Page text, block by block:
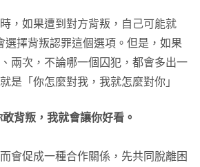
，如果遭到對方背叛，自己可能就
選擇背叛認罪這個選項。但是，如果
兩次，不論哪一個囚犯，都會多出一
是「你怎麼對我，我就怎麼對你」
背叛，我就會讓你好看。
會促成一種合作關係，先共同脫離困